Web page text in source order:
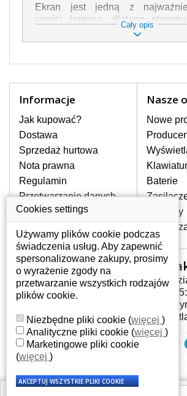
Ekran jest jedną z
części laptopa, dlatego
żeby był jak najwyższej jakości.
on do wyświetlania tekstu lub
z nim z jak największą
zaliczyć uszkodzenia
rozbity lub pęknięty ekran,
pojawiające się pionowe pasy,
ekran, migotanie lub
jasność ekranu.
NAJWYZSZEJ
W naszym
cały okres
wyłącznie
oryginalne matryce
wadliwych pikseli.
JAK WYBRAĆ ODPOWIEDNI
DO LAPTOPA SAMSUNG
Odpowiedni ekran można
konkretnego modelu laptopa,
oznaczenie można znaleźć na
na spodzie laptopa lub pod
obudowie klawiatury. Jeżeli
Cały opis
Informacje
Jak kupować?
Dostawa
Sprzedaż hurtowa
Nota prawna
Regulamin
Przetwarzanie danych
osobowych
Gdzie nas znajdziesz
Nasze
Nowe
Baterie
Zawiasy
Złącza
Twoje konto
Twoje konto
Dane osobowe
Adresy
Historia zamówień
7:00 -
Cookies settings
Używamy plików cookie podczas
świadczenia usług. Aby zapewnić
spersonalizowane zakupy, prosimy
o wyrażenie zgody na
przetwarzanie wszystkich rodzajów
plików cookie.
Niezbędne pliki cookie (więcej )
Analityczne pliki cookie (więcej )
Marketingowe pliki cookie
(więcej )